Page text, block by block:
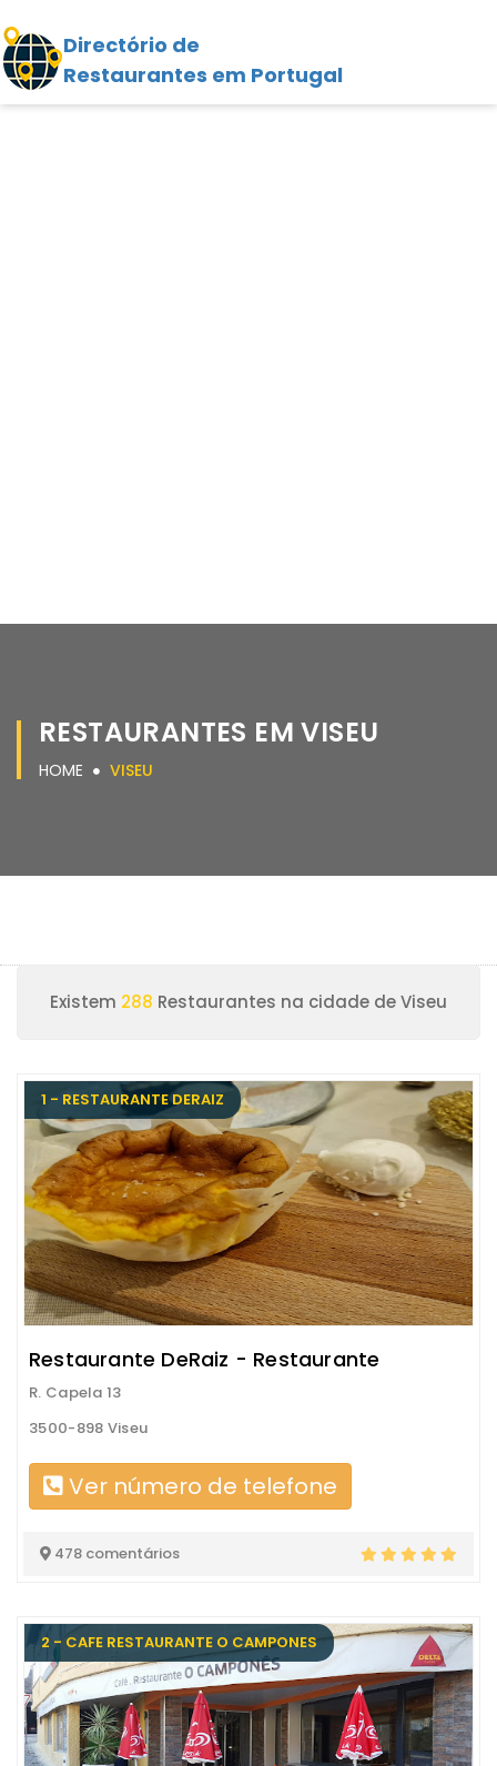
Directório de
Restaurantes em Portugal
RESTAURANTES EM VISEU
HOME VISEU
Existem 288 Restaurantes na cidade de Viseu
1 - RESTAURANTE DERAIZ
Restaurante DeRaiz - Restaurante
R. Capela 13
3500-898 Viseu
Ver número de telefone
478 comentários
2 - CAFE RESTAURANTE O CAMPONES